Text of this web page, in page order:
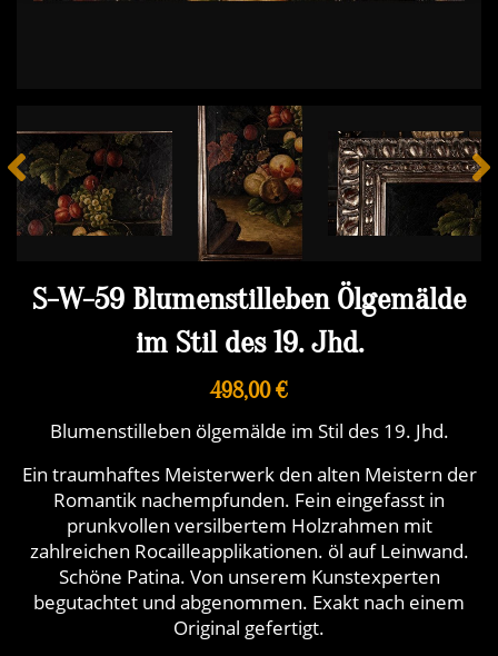
S-W-59 Blumenstilleben Ölgemälde
im Stil des 19. Jhd.
498,00 €
Blumenstilleben ölgemälde im Stil des 19. Jhd.
Ein traumhaftes Meisterwerk den alten Meistern der
Romantik nachempfunden. Fein eingefasst in
prunkvollen versilbertem Holzrahmen mit
zahlreichen Rocailleapplikationen. öl auf Leinwand.
Schöne Patina. Von unserem Kunstexperten
begutachtet und abgenommen. Exakt nach einem
Original gefertigt.